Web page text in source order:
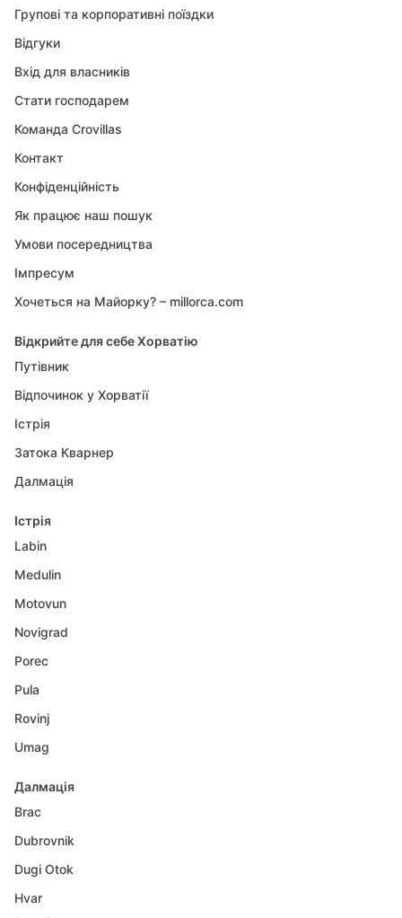
Групові та корпоративні поїздки
Відгуки
Вхід для власників
Стати господарем
Команда Crovillas
Контакт
Конфіденційність
Як працює наш пошук
Умови посередництва
Імпресум
Хочеться на Майорку? – millorca.com
Відкрийте для себе Хорватію
Путівник
Відпочинок у Хорватії
Істрія
Затока Кварнер
Далмація
Істрія
Labin
Medulin
Motovun
Novigrad
Porec
Pula
Rovinj
Umag
Далмація
Brac
Dubrovnik
Dugi Otok
Hvar